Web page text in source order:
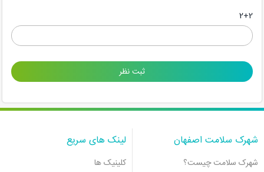
2+2
شهرک سلامت اصفهان
شهرک سلامت چیست؟
لینک های سریع
کلینیک ها